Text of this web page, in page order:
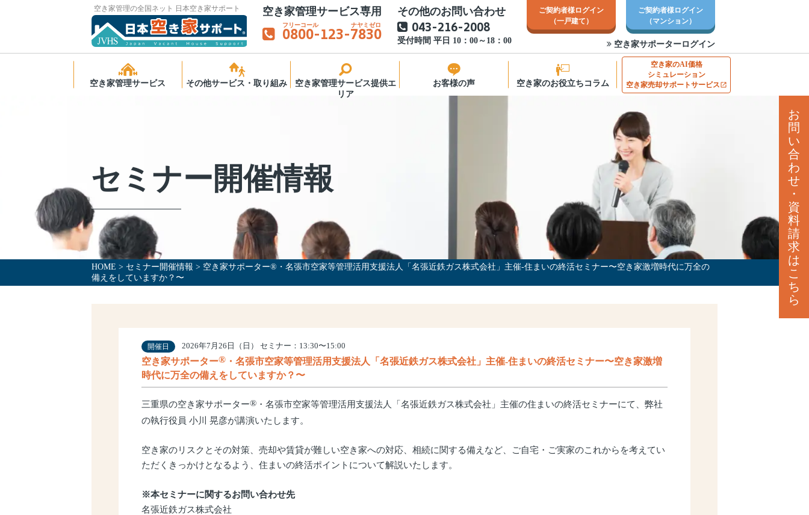
空き家管理の全国ネット 日本空き家サポート 空き家管理サービス専用
0800-123-7830
その他のお問い合わせ
043-216-2008
受付時間 平日 10：00～18：00
ご契約者様ログイン
（一戸建て）
ご契約者様ログイン
（マンション）
空き家サポーターログイン
空き家管理サービス
スタンダードプラス
マンション管理プラン
ご利用までの流れ
よくあるご質問
その他サービス・取り組み
後見人受任者の皆様へ
空き家管理サービス提供エ
リア
お客様の声 空き家のお役立ちコラム
空き家のAI価格
シミュレーション
空き家売却サポートサービス
セミナー開催情報
HOME > セミナー開催情報 > 空き家サポーター®・名張市空家等管理活用支援法人「名張近鉄ガス株式会社」主催-住まいの終活セミナー〜空き家激増時代に万全の
備えをしていますか？〜
開催日 2026年7月26日（日） セミナー：13:30〜15:00
空き家サポーター® ・名張市空家等管理活用支援法人「名張近鉄ガス株式会社」主催-住まいの終活セミナー〜空き家激増
時代に万全の備えをしていますか？〜
三重県の空き家サポーター® ・名張市空家等管理活用支援法人「名張近鉄ガス株式会社」主催の住まいの終活セミナーにて、弊社
の執行役員 小川 晃彦が講演いたします。
空き家のリスクとその対策、売却や賃貸が難しい空き家への対応、相続に関する備えなど、ご自宅・ご実家のこれからを考えてい
ただくきっかけとなるよう、住まいの終活ポイントについて解説いたします。
※本セミナーに関するお問い合わせ先
名張近鉄ガス株式会社
お
問
い
合
わ
せ
・
資
料
請
求
は
こ
ち
ら